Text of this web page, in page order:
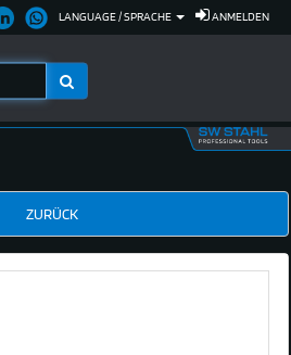
ANMELDEN
LANGUAGE / SPRACHE